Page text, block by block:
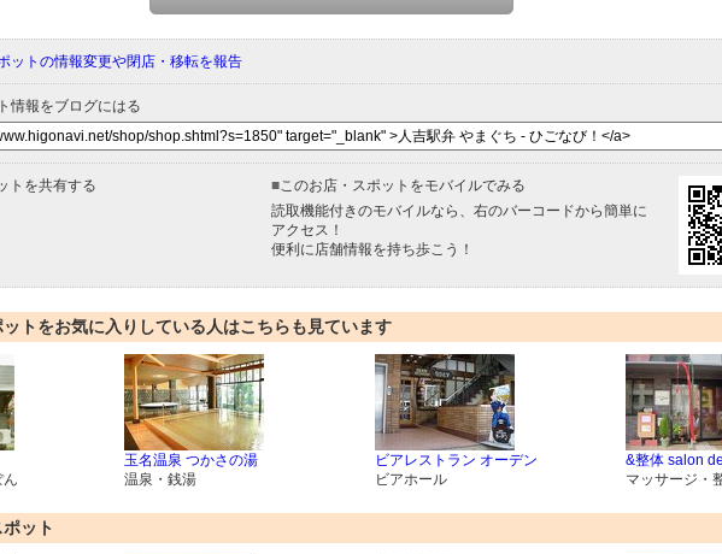
ットの情報変更や閉店・移転を報告
情報をブログにはる
トを共有する ■このお店・スポットをモバイルでみる
読取機能付きのモバイルなら、右のバーコードから簡単に
アクセス！
便利に店舗情報を持ち歩こう！
トをお気に入りしている人はこちらも見ています
ん
玉名温泉 つかさの湯
温泉・銭湯
ビアレストラン オーデン
ビアホール
&整体 salon
マッサージ・
ット